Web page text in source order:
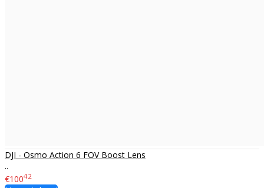
DJI - Osmo Action 6 FOV Boost Lens
..
€10042